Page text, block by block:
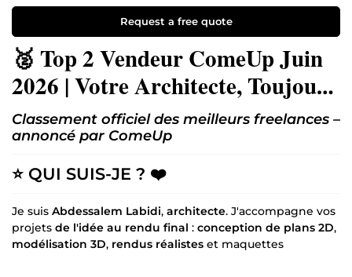
Request a free quote
🥈 Top 2 Vendeur ComeUp Juin
2026 | Votre Architecte, Toujours
à l’Écoute !
Classement officiel des meilleurs freelances –
annoncé par ComeUp
⭐ QUI SUIS-JE ? ❤️
Je suis Abdessalem Labidi, architecte. J'accompagne vos
projets de l'idée au rendu final : conception de plans 2D,
modélisation 3D, rendus réalistes et maquettes